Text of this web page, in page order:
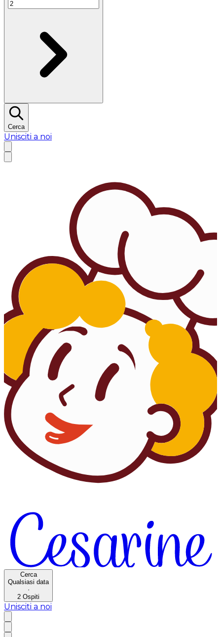
Cerca
Unisciti a noi
Cerca
Qualsiasi data
·
2 Ospiti
Unisciti a noi